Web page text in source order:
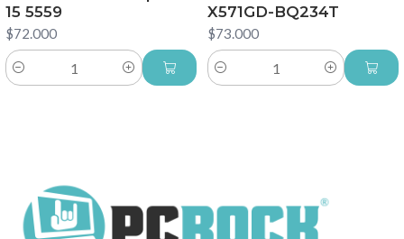
15 5559
$72.000
Cantidad
X571GD-BQ234T
$73.000
Cantidad